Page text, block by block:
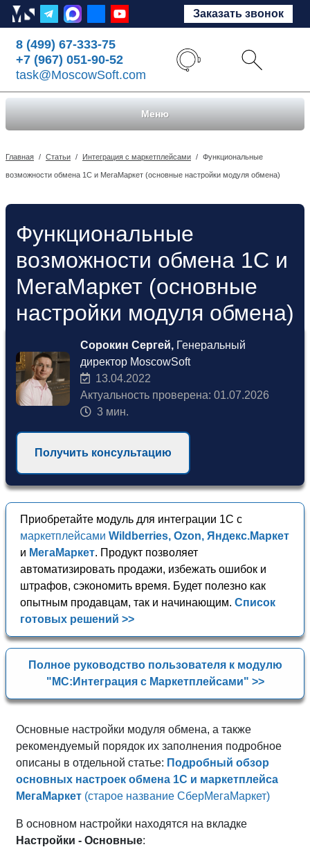
Заказать звонок
8 (499) 67-333-75
+7 (967) 051-90-52
task@MoscowSoft.com
Меню
Главная / Статьи / Интеграция с маркетплейсами / Функциональные
возможности обмена 1С и МегаМаркет (основные настройки модуля обмена)
Функциональные
возможности обмена 1С и
МегаМаркет (основные
настройки модуля обмена)
Сорокин Сергей, Генеральный
директор MoscowSoft
13.04.2022
Актуальность проверена: 01.07.2026
3 мин.
Получить консультацию
Приобретайте модуль для интеграции 1С с
маркетплейсами Wildberries, Ozon, Яндекс.Маркет
и МегаМаркет. Продукт позволяет
автоматизировать продажи, избежать ошибок и
штрафов, сэкономить время. Будет полезно как
опытным продавцам, так и начинающим. Список
готовых решений >>
Полное руководство пользователя к модулю
"МС:Интеграция с Маркетплейсами" >>
Основные настройки модуля обмена, а также
рекомендуемый порядок их заполнения подробное
описаны в отдельной статье: Подробный обзор
основных настроек обмена 1С и маркетплейса
МегаМаркет (старое название СберМегаМаркет)
В основном настройки находятся на вкладке
Настройки - Основные: